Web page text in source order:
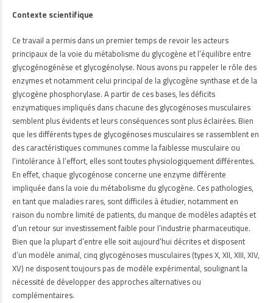
Contexte scientifique
Ce travail a permis dans un premier temps de revoir les acteurs
principaux de la voie du métabolisme du glycogène et l’équilibre entre
glycogénogénèse et glycogénolyse. Nous avons pu rappeler le rôle des
enzymes et notamment celui principal de la glycogène synthase et de la
glycogène phosphorylase. A partir de ces bases, les déficits
enzymatiques impliqués dans chacune des glycogénoses musculaires
semblent plus évidents et leurs conséquences sont plus éclairées. Bien
que les différents types de glycogénoses musculaires se rassemblent en
des caractéristiques communes comme la faiblesse musculaire ou
l’intolérance à l’effort, elles sont toutes physiologiquement différentes.
En effet, chaque glycogénose concerne une enzyme différente
impliquée dans la voie du métabolisme du glycogène. Ces pathologies,
en tant que maladies rares, sont difficiles à étudier, notamment en
raison du nombre limité de patients, du manque de modèles adaptés et
d’un retour sur investissement faible pour l’industrie pharmaceutique.
Bien que la plupart d’entre elle soit aujourd’hui décrites et disposent
d’un modèle animal, cinq glycogénoses musculaires (types X, XII, XIII, XIV,
XV) ne disposent toujours pas de modèle expérimental, soulignant la
nécessité de développer des approches alternatives ou
complémentaires.